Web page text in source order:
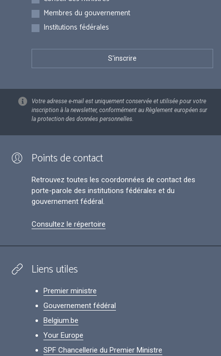
Membres du gouvernement
Institutions fédérales
Votre adresse e-mail est uniquement conservée et utilisée pour votre
inscription à la newsletter, conformément au Règlement européen sur
la protection des données personnelles.
Points de contact
Retrouvez toutes les coordonnées de contact des
porte-parole des institutions fédérales et du
gouvernement fédéral.
Consultez le répertoire
Liens utiles
Premier ministre
Gouvernement fédéral
Belgium.be
Your Europe
SPF Chancellerie du Premier Ministre